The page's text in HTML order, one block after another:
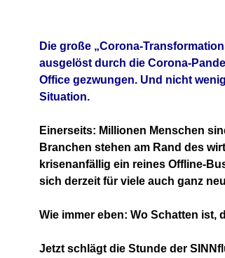
Die große „Corona-
ausgelöst durch die Corona-
Office gezwungen. Und nicht
Situation.
Einerseits: Millionen Menschen
Branchen stehen am Rand des
krisenanfällig ein reines Offline-
sich derzeit für viele auch ganz
Wie immer eben: Wo Schatten ist,
Jetzt schlägt die Stunde der